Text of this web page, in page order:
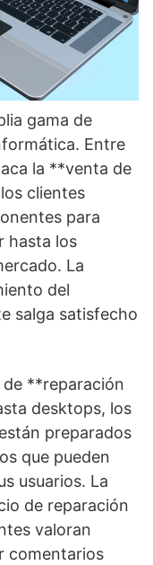
gama de
Entre
la **venta de
clientes
para
hasta los
La
del
salga satisfecho
**reparación
desktops, los
preparados
que pueden
usuarios. La
de reparación
valoran
comentarios